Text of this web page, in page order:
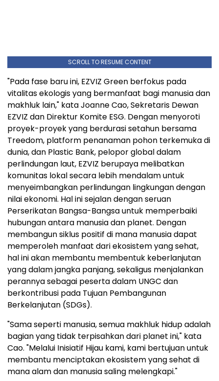
SCROLL TO RESUME CONTENT
"Pada fase baru ini, EZVIZ Green berfokus pada
vitalitas ekologis yang bermanfaat bagi manusia dan
makhluk lain," kata Joanne Cao, Sekretaris Dewan
EZVIZ dan Direktur Komite ESG. Dengan menyoroti
proyek-proyek yang berdurasi setahun bersama
Treedom, platform penanaman pohon terkemuka di
dunia, dan Plastic Bank, pelopor global dalam
perlindungan laut, EZVIZ berupaya melibatkan
komunitas lokal secara lebih mendalam untuk
menyeimbangkan perlindungan lingkungan dengan
nilai ekonomi. Hal ini sejalan dengan seruan
Perserikatan Bangsa-Bangsa untuk memperbaiki
hubungan antara manusia dan planet. Dengan
membangun siklus positif di mana manusia dapat
memperoleh manfaat dari ekosistem yang sehat,
hal ini akan membantu membentuk keberlanjutan
yang dalam jangka panjang, sekaligus menjalankan
perannya sebagai peserta dalam UNGC dan
berkontribusi pada Tujuan Pembangunan
Berkelanjutan (SDGs).
"Sama seperti manusia, semua makhluk hidup adalah
bagian yang tidak terpisahkan dari planet ini," kata
Cao. "Melalui Inisiatif Hijau kami, kami bertujuan untuk
membantu menciptakan ekosistem yang sehat di
mana alam dan manusia saling melengkapi."